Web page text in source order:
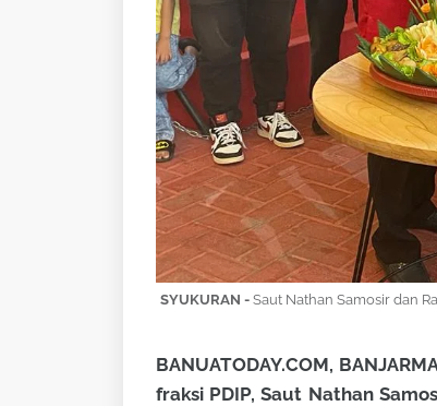
SYUKURAN - Saut Nathan Samosir dan
BANUATODAY.COM,
fraksi PDIP, Saut Nathan